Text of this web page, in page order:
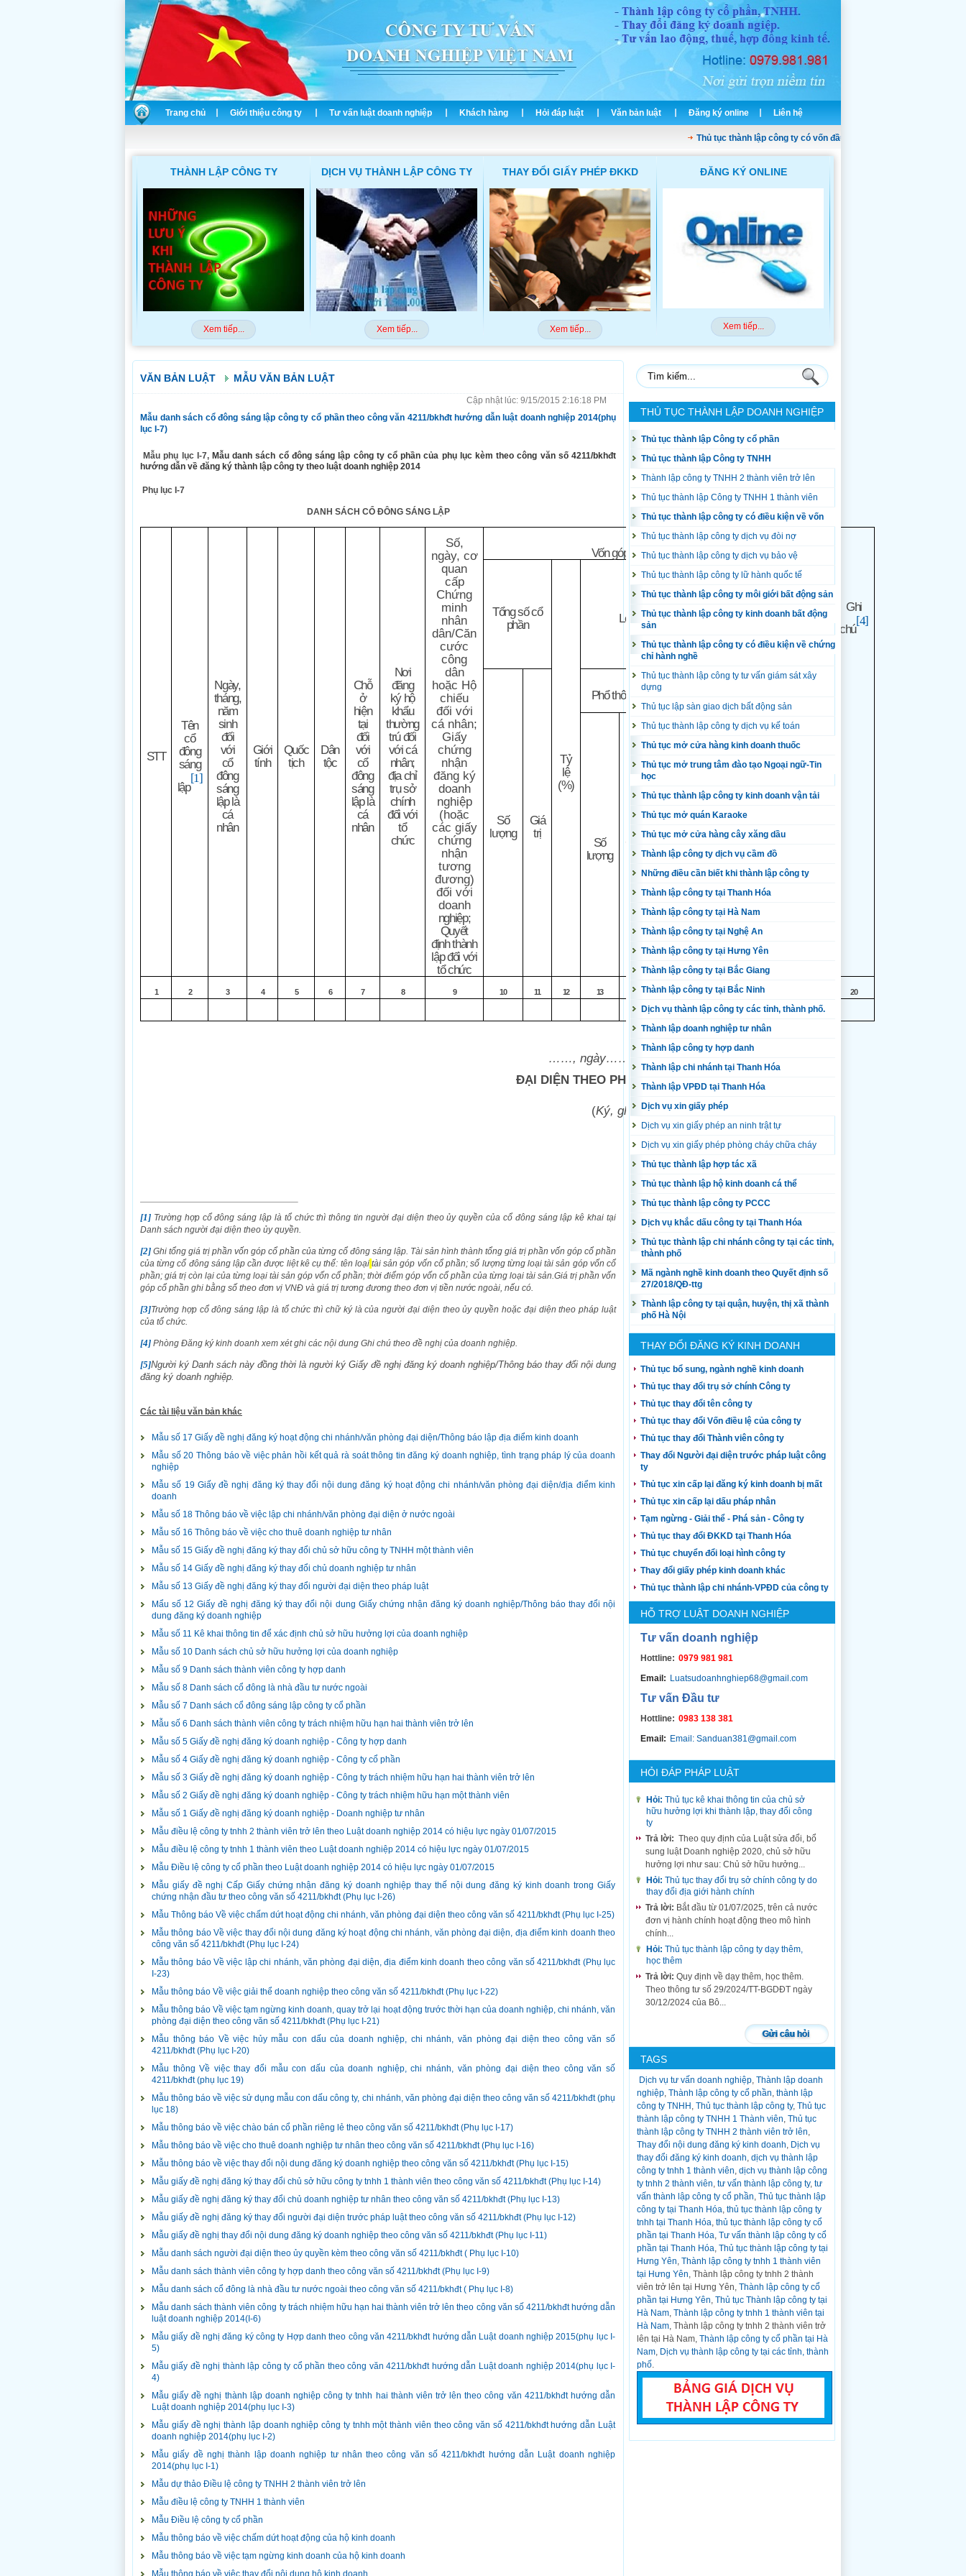
Trang chủ Giới thiệu công ty Tư vấn luật doanh nghiệp Khách hàng Hỏi đáp luật Văn bản luật Đăng ký online Liên hệ
Thủ tục thành lập công ty có vốn đầu tư nước ngoài
THÀNH LẬP CÔNG TY
Xem tiếp...
DỊCH VỤ THÀNH LẬP CÔNG TY
Xem tiếp...
THAY ĐỔI GIẤY PHÉP ĐKKD
Xem tiếp...
ĐĂNG KÝ ONLINE
Xem tiếp...
VĂN BẢN LUẬT MẪU VĂN BẢN LUẬT
Cập nhật lúc: 9/15/2015 2:16:18 PM
Mẫu danh sách cổ đông sáng lập công ty cổ phần theo công văn 4211/bkhđt hướng dẫn luật doanh nghiệp 2014(phụ
lục I-7)
Mẫu phụ lục I-7, Mẫu danh sách cổ đông sáng lập công ty cổ phần của phụ lục kèm theocông văn số 4211/bkhđt
hướng dẫn về đăng ký thành lập công ty theo luật doanh nghiệp 2014
Phụ lục I-7
DANH SÁCH CỔ ĐÔNG SÁNG LẬP
STT
Tên
cổ
đông
sáng
lập
[1]
Ngày,
tháng,
năm
sinh
đối
với
cổ
đông
sáng
lập là
cá
nhân
Giới
tính
Quốc
tịch
Dân
tộc
Chỗ
ở
hiện
tại
đối
với
cổ
đông
sáng
lập là
cá
nhân
Nơi
đăng
ký hộ
khẩu
thường
trú đối
với cá
nhân;
địa chỉ
trụ sở
chính
đối với
tổ
chức
Số,
ngày, cơ
quan
cấp
Chứng
minh
nhân
dân/Căn
cước
công
dân
hoặc Hộ
chiếu
đối với
cá nhân;
Giấy
chứng
nhận
đăng ký
doanh
nghiệp
(hoặc
các giấy
chứng
nhận
tương
đương)
đối với
doanh
nghiệp;
Quyết
định thành
lập đối với
tổ chức
Vốn góp
Số,
cơ
quan
cấp
Giấy
nhận
ký
có)
Tổng số cổ
phần
Tỷ
lệ
(%)
Loại cổ phần
Thời
điểm
vốn
của
cổ
sáng
Ghi
chú
[4]
Số
lượng
Giá
trị
Phổ thông
Số
lượng
trị
Số
lượng
trị
1 2 3 4 5 6 7 8 9 10 11 12 13 14 15 16 17 20
……, ngày……tháng……năm……
ĐẠI DIỆN THEO PHÁP LUẬT CỦA CÔNG TY
(Ký, ghi họ tên)
[5]
[1] Trường hợp cổ đông sáng lập là tổ chức thì thông tin người đại diện theo ủy quyền của cổ đông sáng lập kê khai tại
Danh sách người đại diện theo ủy quyền.
[2] Ghi tổng giá trị phần vốn góp cổ phần của từng cổ đông sáng lập. Tài sản hình thành tổng giá trị phần vốn góp cổ phần
của từng cổ đông sáng lập cần được liệt kê cụ thể: tên loại tài sản góp vốn cổ phần; số lượng từng loại tài sản góp vốn cổ
phần; giá trị còn lại của từng loại tài sản góp vốn cổ phần; thời điểm góp vốn cổ phần của từng loại tài sản.Giá trị phần vốn
góp cổ phần ghi bằng số theo đơn vị VNĐ và giá trị tương đương theo đơn vị tiền nước ngoài, nếu có.
[3]Trường hợp cổ đông sáng lập là tổ chức thì chữ ký là của người đại diện theo ủy quyền hoặc đại diện theo pháp luật
của tổ chức.
[4] Phòng Đăng ký kinh doanh xem xét ghi các nội dung Ghi chú theo đề nghị của doanh nghiệp.
[5]Người ký Danh sách này đồng thời là người ký Giấy đề nghị đăng ký doanh nghiệp/Thông báo thay đổi nội dung
đăng ký doanh nghiệp.
Các tài liệu văn bản khác
Mẫu số 17 Giấy đề nghị đăng ký hoạt động chi nhánh/văn phòng đại diện/Thông báo lập địa điểm kinh doanh
Mẫu số 20 Thông báo về việc phản hồi kết quả rà soát thông tin đăng ký doanh nghiệp, tình trạng pháp lý của doanh
nghiệp
Mẫu số 19 Giấy đề nghị đăng ký thay đổi nội dung đăng ký hoạt động chi nhánh/văn phòng đại diện/địa điểm kinh
doanh
Mẫu số 18 Thông báo về việc lập chi nhánh/văn phòng đại diện ở nước ngoài
Mẫu số 16 Thông báo về việc cho thuê doanh nghiệp tư nhân
Mẫu số 15 Giấy đề nghị đăng ký thay đổi chủ sở hữu công ty TNHH một thành viên
Mẫu số 14 Giấy đề nghị đăng ký thay đổi chủ doanh nghiệp tư nhân
Mẫu số 13 Giấy đề nghị đăng ký thay đổi người đại diện theo pháp luật
Mẩu số 12 Giấy đề nghị đăng ký thay đổi nội dung Giấy chứng nhận đăng ký doanh nghiệp/Thông báo thay đổi nội
dung đăng ký doanh nghiệp
Mẫu số 11 Kê khai thông tin để xác định chủ sở hữu hưởng lợi của doanh nghiệp
Mẫu số 10 Danh sách chủ sở hữu hưởng lợi của doanh nghiệp
Mẫu số 9 Danh sách thành viên công ty hợp danh
Mẫu số 8 Danh sách cổ đông là nhà đầu tư nước ngoài
Mẫu số 7 Danh sách cổ đông sáng lập công ty cổ phần
Mẫu số 6 Danh sách thành viên công ty trách nhiệm hữu hạn hai thành viên trở lên
Mẫu số 5 Giấy đề nghị đăng ký doanh nghiệp - Công ty hợp danh
Mẫu số 4 Giấy đề nghị đăng ký doanh nghiệp - Công ty cổ phần
Mẫu số 3 Giấy đề nghị đăng ký doanh nghiệp - Công ty trách nhiệm hữu hạn hai thành viên trở lên
Mẫu số 2 Giấy đề nghị đăng ký doanh nghiệp - Công ty trách nhiệm hữu hạn một thành viên
Mẫu số 1 Giấy đề nghị đăng ký doanh nghiệp - Doanh nghiệp tư nhân
Mẫu điều lệ công ty tnhh 2 thành viên trở lên theo Luật doanh nghiệp 2014 có hiệu lực ngày 01/07/2015
Mẫu điều lệ công ty tnhh 1 thành viên theo Luật doanh nghiệp 2014 có hiệu lực ngày 01/07/2015
Mẫu Điều lệ công ty cổ phần theo Luật doanh nghiệp 2014 có hiệu lực ngày 01/07/2015
Mẫu giấy đề nghị Cấp Giấy chứng nhận đăng ký doanh nghiệp thay thế nội dung đăng ký kinh doanh trong Giấy
chứng nhận đầu tư theo công văn số 4211/bkhđt (Phụ lục I-26)
Mẫu Thông báo Về việc chấm dứt hoạt động chi nhánh, văn phòng đại diện theo công văn số 4211/bkhđt (Phụ lục I-25)
Mẫu thông báo Về việc thay đổi nội dung đăng ký hoạt động chi nhánh, văn phòng đại diện, địa điểm kinh doanh theo
công văn số 4211/bkhđt (Phụ lục I-24)
Mẫu thông báo Về việc lập chi nhánh, văn phòng đại diện, địa điểm kinh doanh theo công văn số 4211/bkhđt (Phụ lục
I-23)
Mẫu thông báo Về việc giải thể doanh nghiệp theo công văn số 4211/bkhđt (Phụ lục I-22)
Mẫu thông báo Về việc tạm ngừng kinh doanh, quay trở lại hoạt động trước thời hạn của doanh nghiệp, chi nhánh, văn
phòng đại diện theo công văn số 4211/bkhđt (Phụ lục I-21)
Mẫu thông báo Về việc hủy mẫu con dấu của doanh nghiệp, chi nhánh, văn phòng đại diện theo công văn số
4211/bkhđt (Phụ lục I-20)
Mẫu thông Về việc thay đổi mẫu con dấu của doanh nghiệp, chi nhánh, văn phòng đại diện theo công văn số
4211/bkhđt (phụ lục 19)
Mẫu thông báo về việc sử dụng mẫu con dấu công ty, chi nhánh, văn phòng đại diện theo công văn số 4211/bkhđt (phụ
lục 18)
Mẫu thông báo về việc chào bán cổ phần riêng lẻ theo công văn số 4211/bkhđt (Phụ lục I-17)
Mẫu thông báo về việc cho thuê doanh nghiệp tư nhân theo công văn số 4211/bkhđt (Phụ lục I-16)
Mẫu thông báo về việc thay đổi nội dung đăng ký doanh nghiệp theo công văn số 4211/bkhđt (Phụ lục I-15)
Mẫu giấy đề nghị đăng ký thay đổi chủ sở hữu công ty tnhh 1 thành viên theo công văn số 4211/bkhđt (Phụ lục I-14)
Mẫu giấy đề nghị đăng ký thay đổi chủ doanh nghiệp tư nhân theo công văn số 4211/bkhđt (Phụ lục I-13)
Mẫu giấy đề nghị đăng ký thay đổi người đại diện trước pháp luật theo công văn số 4211/bkhđt (Phụ lục I-12)
Mẫu giấy đề nghị thay đổi nội dung đăng ký doanh nghiệp theo công văn số 4211/bkhđt (Phụ lục I-11)
Mẫu danh sách người đại diện theo ủy quyền kèm theo công văn số 4211/bkhđt ( Phụ lục I-10)
Mẫu danh sách thành viên công ty hợp danh theo công văn số 4211/bkhđt (Phụ lục I-9)
Mẫu danh sách cổ đông là nhà đầu tư nước ngoài theo công văn số 4211/bkhđt ( Phụ lục I-8)
Mẫu danh sách thành viên công ty trách nhiệm hữu hạn hai thành viên trở lên theo công văn số 4211/bkhđt hướng dẫn
luật doanh nghiệp 2014(I-6)
Mẫu giấy đề nghị đăng ký công ty Hợp danh theo công văn 4211/bkhđt hướng dẫn Luật doanh nghiệp 2015(phụ lục I-
5)
Mẫu giấy đề nghị thành lập công ty cổ phần theo công văn 4211/bkhđt hướng dẫn Luật doanh nghiệp 2014(phụ lục I-
4)
Mẫu giấy đề nghị thành lập doanh nghiệp công ty tnhh hai thành viên trở lên theo công văn 4211/bkhđt hướng dẫn
Luật doanh nghiệp 2014(phụ lục I-3)
Mẫu giấy đề nghị thành lập doanh nghiệp công ty tnhh một thành viên theo công văn số 4211/bkhđt hướng dẫn Luật
doanh nghiệp 2014(phụ lục I-2)
Mẫu giấy đề nghị thành lập doanh nghiệp tư nhân theo công văn số 4211/bkhđt hướng dẫn Luật doanh nghiệp
2014(phụ lục I-1)
Mẫu dự thảo Điều lệ công ty TNHH 2 thành viên trở lên
Mẫu điều lệ công ty TNHH 1 thành viên
Mẫu Điều lệ công ty cổ phần
Mẫu thông báo về việc chấm dứt hoạt động của hộ kinh doanh
Mẫu thông báo về việc tạm ngừng kinh doanh của hộ kinh doanh
Mẫu thông báo về việc thay đổi nội dung hộ kinh doanh
THỦ TỤC THÀNH LẬP DOANH NGHIỆP
Thủ tục thành lập Công ty cổ phần
Thủ tục thành lập Công ty TNHH
Thành lập công ty TNHH 2 thành viên trở lên
Thủ tục thành lập Công ty TNHH 1 thành viên
Thủ tục thành lập công ty có điều kiện về vốn
Thủ tục thành lập công ty dịch vụ đòi nợ
Thủ tục thành lập công ty dịch vụ bảo vệ
Thủ tục thành lập công ty lữ hành quốc tế
Thủ tục thành lập công ty môi giới bất động sản
Thủ tục thành lập công ty kinh doanh bất động
sản
Thủ tục thành lập công ty có điều kiện về chứng
chỉ hành nghề
Thủ tục thành lập công ty tư vấn giám sát xây
dựng
Thủ tục lập sàn giao dịch bất động sản
Thủ tục thành lập công ty dịch vụ kế toán
Thủ tục mở cửa hàng kinh doanh thuốc
Thủ tục mở trung tâm đào tạo Ngoại ngữ-Tin
học
Thủ tục thành lập công ty kinh doanh vận tải
Thủ tục mở quán Karaoke
Thủ tục mở cửa hàng cây xăng dầu
Thành lập công ty dịch vụ cầm đồ
Những điều cần biết khi thành lập công ty
Thành lập công ty tại Thanh Hóa
Thành lập công ty tại Hà Nam
Thành lập công ty tại Nghệ An
Thành lập công ty tại Hưng Yên
Thành lập công ty tại Bắc Giang
Thành lập công ty tại Bắc Ninh
Dịch vụ thành lập công ty các tỉnh, thành phố.
Thành lập doanh nghiệp tư nhân
Thành lập công ty hợp danh
Thành lập chi nhánh tại Thanh Hóa
Thành lập VPĐD tại Thanh Hóa
Dịch vụ xin giấy phép
Dịch vụ xin giấy phép an ninh trật tự
Dịch vụ xin giấy phép phòng cháy chữa cháy
Thủ tục thành lập hợp tác xã
Thủ tục thành lập hộ kinh doanh cá thể
Thủ tục thành lập công ty PCCC
Dịch vụ khắc dấu công ty tại Thanh Hóa
Thủ tục thành lập chi nhánh công ty tại các tỉnh,
thành phố
Mã ngành nghề kinh doanh theo Quyết định số
27/2018/QĐ-ttg
Thành lập công ty tại quận, huyện, thị xã thành
phố Hà Nội
THAY ĐỔI ĐĂNG KÝ KINH DOANH
Thủ tục bổ sung, ngành nghề kinh doanh
Thủ tục thay đổi trụ sở chính Công ty
Thủ tục thay đổi tên công ty
Thủ tục thay đổi Vốn điều lệ của công ty
Thủ tục thay đổi Thành viên công ty
Thay đổi Người đại diện trước pháp luật công
ty
Thủ tục xin cấp lại đăng ký kinh doanh bị mất
Thủ tục xin cấp lại dấu pháp nhân
Tạm ngừng - Giải thể - Phá sản - Công ty
Thủ tục thay đổi ĐKKD tại Thanh Hóa
Thủ tục chuyển đổi loại hình công ty
Thay đổi giấy phép kinh doanh khác
Thủ tục thành lập chi nhánh-VPĐD của công ty
HỖ TRỢ LUẬT DOANH NGHIỆP
Tư vấn doanh nghiệp
Hottline: 0979 981 981
Email: Luatsudoanhnghiep68@gmail.com
Tư vấn Đầu tư
Hottline: 0983 138 381
Email: Email: Sanduan381@gmail.com
HỎI ĐÁP PHÁP LUẬT
Hỏi: Thủ tục kê khai thông tin của chủ sở
hữu hưởng lợi khi thành lập, thay đổi công
ty
Trả lời: Theo quy định của Luật sửa đổi, bổ
sung luật Doanh nghiệp 2020, chủ sở hữu
hưởng lợi như sau: Chủ sở hữu hưởng...
Hỏi: Thủ tục thay đổi trụ sở chính công ty do
thay đổi địa giới hành chính
Trả lời: Bắt đầu từ 01/07/2025, trên cả nước
đơn vị hành chính hoạt động theo mô hình
chính...
Hỏi: Thủ tục thành lập công ty dạy thêm,
học thêm
Trả lời: Quy định về dạy thêm, học thêm.
Theo thông tư số 29/2024/TT-BGDĐT ngày
30/12/2024 của Bộ...
tnhh 1 thành viên thành công ty tnhh 2
Trả lời:
tnhh 1 thành viên, công ty cổ phần, công...
Hỏi:Thủ tục giải thể công ty?
Trả lời:Thủ tục giải thể công ty chia làm 3
bước: Bước 1: Soạn hồ sơ đăng Quyết định
giải thể trên cổng...
Hỏi:Thủ tục tạm ngừng hoạt động công ty?
Trả lời:Nhiều công ty trong quá trình hoạt
động kể cả đã hoạt động lâu năm và mới
thành...
Hỏi:Thủ tục thay đổi thông tin người đại
diện theo pháp luật khi thay đổi sang cccd
gắn chíp
Trả lời:Thủ tục thay đổi thông tin của người
đại diện theo pháp luật khi có thay đổi
CCCD gắn chíp...
Hỏi: Nghị định Số: 01/2021/NĐ-CP Về
Đăng ký Doanh nghiệp ngày 04 tháng 01
năm 2021
Trả lời:CHÍNH PHỦ ------- ...
Hỏi:Thành lập công ty kinh doanh bất động
sản tại Thanh Hóa
Trả lời:
doanh bất động sản trên cả nước phát triển
nhanh và bất động...
Mẫu văn bản đăng ký doanh nghiệp,
hộ kinh doanh ban hành kèm theo Thông tư
Trả lời:DANH MỤC CÁC MẪU VĂN BẢN
Gửi câu hỏi
TAGS
Dịch vụ tư vấn doanh nghiệp, Thành lập doanh
nghiệp, Thành lập công ty cổ phần, thành lập
công ty TNHH , Thủ tục thành lập công ty, Thủ tục
thành lập công ty TNHH 1 Thành viên, Thủ tục
thành lập công ty TNHH 2 thành viên trở lên,
Thay đổi nội dung đăng ký kinh doanh, Dịch vụ
thay đổi đăng ký kinh doanh, dịch vụ thành lập
công ty tnhh 1 thành viên, dịch vụ thành lập công
ty tnhh 2 thành viên, tư vấn thành lập công ty, tư
vấn thành lập công ty cổ phần, Thủ tục thành lập
công ty tại Thanh Hóa, thủ tục thành lập công ty
tnhh tại Thanh Hóa, thủ tục thành lập công ty cổ
phần tại Thanh Hóa, Tư vấn thành lập công ty cổ
phần tại Thanh Hóa, Thủ tục thành lập công ty tại
Hưng Yên, Thành lập công ty tnhh 1 thành viên
tại Hưng Yên, Thành lập công ty tnhh 2 thành
viên trở lên tại Hưng Yên, Thành lập công ty cổ
phần tại Hưng Yên, Thủ tục Thành lập công ty tại
Hà Nam, Thành lập công ty tnhh 1 thành viên tại
Hà Nam, Thành lập công ty tnhh 2 thành viên trở
lên tại Hà Nam, Thành lập công ty cổ phần tại Hà
Nam, Dịch vụ thành lập công ty tại các tỉnh, thành
phố.